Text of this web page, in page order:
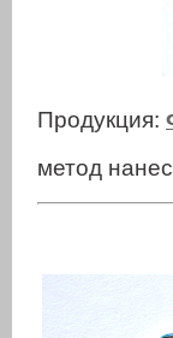
Продукция:
метод